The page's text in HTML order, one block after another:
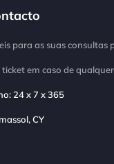
para as suas consultas
em caso de
24 x 7 x 365
CY